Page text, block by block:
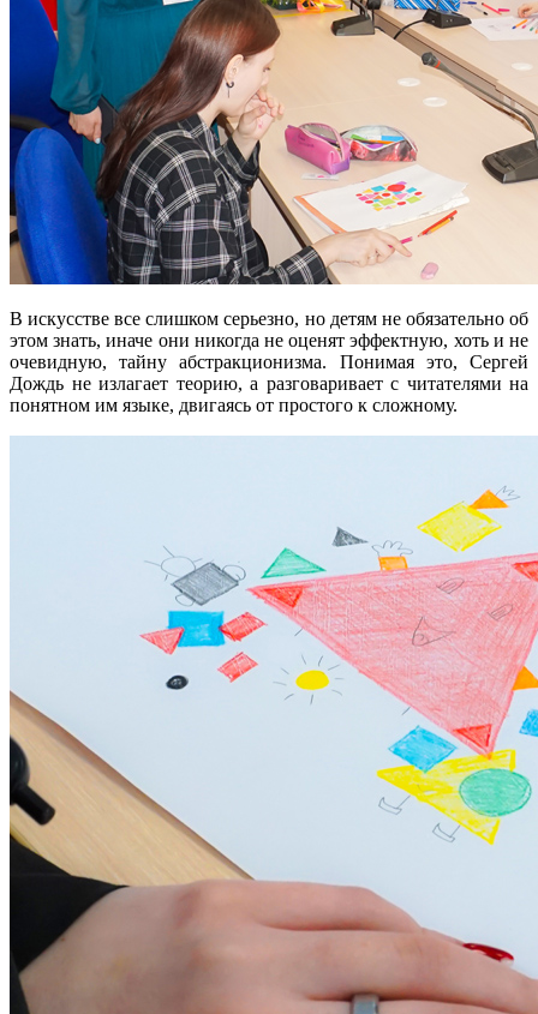
В искусстве все слишком серьезно, но детям не обязательно об
этом знать, иначе они никогда не оценят эффектную, хоть и не
очевидную, тайну абстракционизма. Понимая это, Сергей
Дождь не излагает теорию, а разговаривает с читателями на
понятном им языке, двигаясь от простого к сложному.